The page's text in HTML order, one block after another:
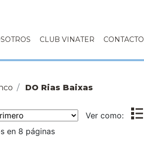
CLUB VINATER CONTACTO
DO Rias Baixas
Ver como:
en 8 páginas